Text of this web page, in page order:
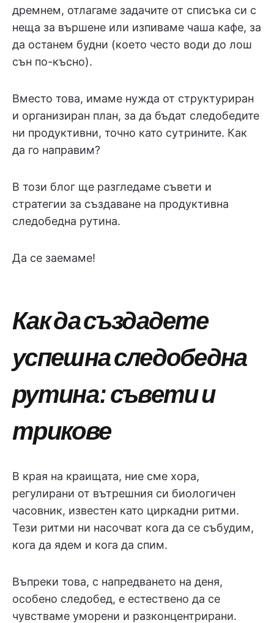
дремнем, отлагаме задачите от списъка си с
неща за вършене или изпиваме чаша кафе, за
да останем будни (което често води до лош
сън по-късно).
Вместо това, имаме нужда от структуриран
и организиран план, за да бъдат следобедите
ни продуктивни, точно като сутрините. Как
да го направим?
В този блог ще разгледаме съвети и
стратегии за създаване на продуктивна
следобедна рутина.
Да се заемаме!
Как да създадете
успешна следобедна
рутина: съвети и
трикове
В края на краищата, ние сме хора,
регулирани от вътрешния си биологичен
часовник, известен като циркадни ритми.
Тези ритми ни насочват кога да се събудим,
кога да ядем и кога да спим.
Въпреки това, с напредването на деня,
особено следобед, е естествено да се
чувстваме уморени и разконцентрирани.